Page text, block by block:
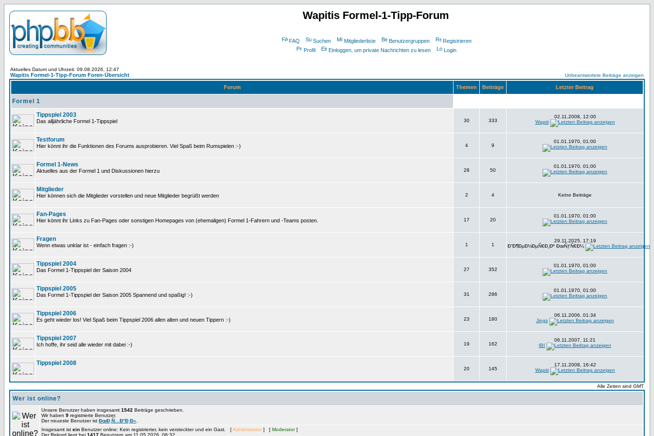
Wapitis Formel-1-Tipp-Forum
FAQ Suchen Mitgliederliste Benutzergruppen
Registrieren
Profil
Einloggen, um private Nachrichten zu lesen Login
Aktuelles Datum und Uhrzeit: 09.08.2026, 12:47
Wapitis Formel-1-Tipp-Forum Foren-Übersicht Unbeantwortete Beiträge anzeigen
Forum Themen Beiträge Letzter Beitrag
Formel 1
Tippspiel 2003
Das alljährliche Formel 1-Tippspiel 30 333
02.11.2008, 12:00
Wapiti
Testforum
Hier könnt ihr die Funktionen des Forums ausprobieren. Viel Spaß beim Rumspielen :-) 4 9
01.01.1970, 01:00
Formel 1-News
Aktuelles aus der Formel 1 und Diskussionen hierzu 28 50
01.01.1970, 01:00
Mitglieder
Hier können sich die Mitglieder vorstellen und neue Mitglieder begrüßt werden 2 4 Keine Beiträge
Fan-Pages
Hier könnt ihr Links zu Fan-Pages oder sonstigen Homepages von (ehemaligen) Formel 1-Fahrern und -Teams posten. 17 20
01.01.1970, 01:00
Fragen
Wenn etwas unklar ist - einfach fragen :-) 1 1
29.11.2025, 17:19
Ð”Ð¶ÐµÐ½ÐµÑ€Ð¸Ðº ÐœÑƒÑ€Ð¼
Tippspiel 2004
Das Formel 1-Tippspiel der Saison 2004 27 352
01.01.1970, 01:00
Tippspiel 2005
Das Formel 1-Tippspiel der Saison 2005 Spannend und spaßig! :-) 31 286
01.01.1970, 01:00
Tippspiel 2006
Es geht wieder los! Viel Spaß beim Tippspiel 2006 allen alten und neuen Tippern :-) 23 180
06.11.2006, 01:34
Jings
Tippspiel 2007
Ich hoffe, ihr seid alle wieder mit dabei :-) 19 162
06.11.2007, 11:21
IBI
Tippspiel 2008
20 145
17.11.2008, 16:42
Wapiti
Alle Zeiten sind GMT
Wer ist online?
Unsere Benutzer haben insgesamt 1542 Beiträge geschrieben.
Wir haben 9 registrierte Benutzer.
Der neueste Benutzer ist ÐœÐ¸Ñ…Ð°Ð¸Ð»
Insgesamt ist ein Benutzer online: Kein registrierter, kein versteckter und ein Gast. [Administrator ] [ Moderator]
Der Rekord liegt bei 1417 Benutzern am 11.05.2026, 06:32.